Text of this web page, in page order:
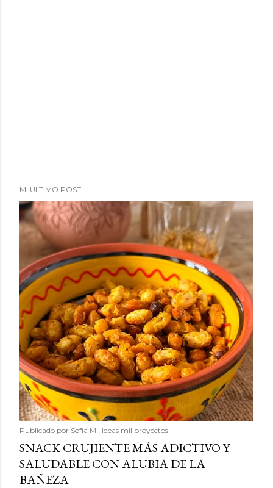
MI ULTIMO POST
Publicado por Sofía Mil ideas mil proyectos
SNACK CRUJIENTE MÁS ADICTIVO Y
SALUDABLE CON ALUBIA DE LA
BAÑEZA